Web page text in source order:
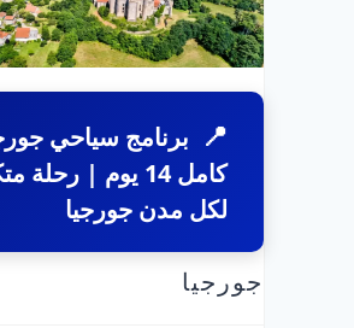
برنامج سياحي
كامل 14 يوم | رحلة
لكل مدن جورجيا
جورجيا